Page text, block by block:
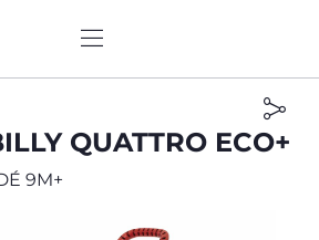
QUATTRO ECO+
9M+